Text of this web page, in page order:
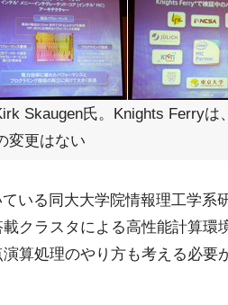
Skaugen氏。Knights Ferryは
変更はない
いる同大大学院情報理工学系
クラスタによる高性能計算環
算処理のやり方も考える必要